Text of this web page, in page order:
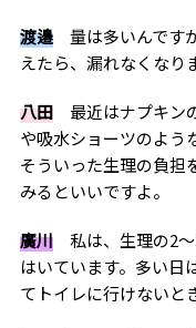
渡邉量は多いんです
えたら、漏れなくなり
八田最近はナプキン
や吸水ショーツのよう
そういった生理の負担
みるといいですよ。
廣川私は、生理の2〜
はいています。多い日
てトイレに行けないと